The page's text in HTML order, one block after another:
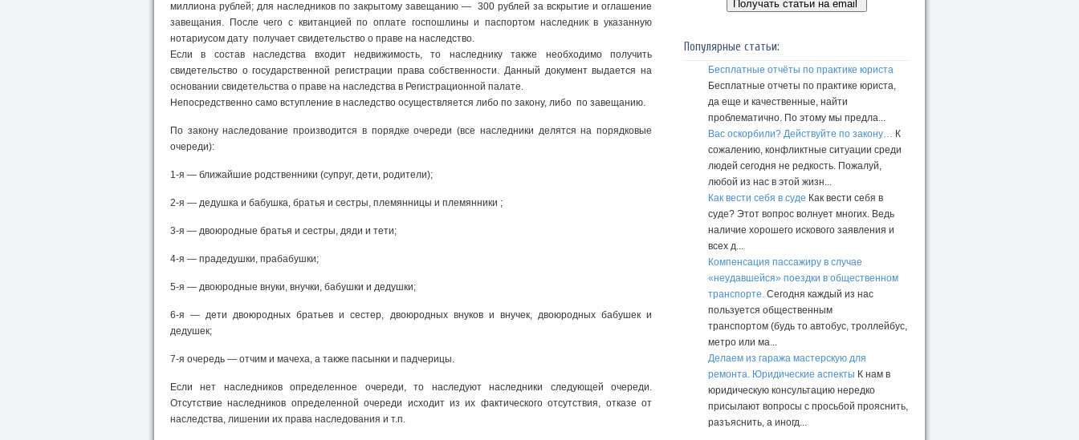
миллиона рублей; для наследников по закрытому завещанию — 300 рублей за вскрытие и оглашение
завещания. После чего с квитанцией по оплате госпошлины и паспортом наследник в указанную
нотариусом дату получает свидетельство о праве на наследство.
Если в состав наследства входит недвижимость, то наследнику также необходимо получить
свидетельство о государственной регистрации права собственности. Данный документ выдается на
основании свидетельства о праве на наследства в Регистрационной палате.
Непосредственно само вступление в наследство осуществляется либо по закону, либо по завещанию.
По закону наследование производится в порядке очереди (все наследники делятся на порядковые
очереди):
1-я — ближайшие родственники (супруг, дети, родители);
2-я — дедушка и бабушка, братья и сестры, племянницы и племянники ;
3-я — двоюродные братья и сестры, дяди и тети;
4-я — прадедушки, прабабушки;
5-я — двоюродные внуки, внучки, бабушки и дедушки;
6-я — дети двоюродных братьев и сестер, двоюродных внуков и внучек, двоюродных бабушек и
дедушек;
7-я очередь — отчим и мачеха, а также пасынки и падчерицы.
Если нет наследников определенное очереди, то наследуют наследники следующей очереди.
Отсутствие наследников определенной очереди исходит из их фактического отсутствия, отказе от
наследства, лишении их права наследования и т.п.
Популярные статьи:
Бесплатные отчёты по практике юриста
Бесплатные отчеты по практике юриста,
да еще и качественные, найти
проблематично. По этому мы предла...
Вас оскорбили? Действуйте по закону… К
сожалению, конфликтные ситуации среди
людей сегодня не редкость. Пожалуй,
любой из нас в этой жизн...
Как вести себя в суде Как вести себя в
суде? Этот вопрос волнует многих. Ведь
наличие хорошего искового заявления и
всех д...
Компенсация пассажиру в случае
«неудавшейся» поездки в общественном
транспорте. Сегодня каждый из нас
пользуется общественным
транспортом (будь то автобус, троллейбус,
метро или ма...
Делаем из гаража мастерскую для
ремонта. Юридические аспекты К нам в
юридическую консультацию нередко
присылают вопросы с просьбой прояснить,
разъяснить, а иногд...